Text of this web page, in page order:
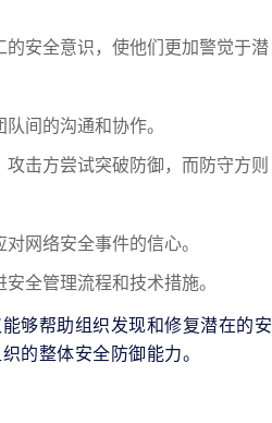
安全意识，使他们更加警觉于潜
间的沟通和协作。
击方尝试突破防御，而防守方则
网络安全事件的信心。
全管理流程和技术措施。
够帮助组织发现和修复潜在的安
的整体安全防御能力。